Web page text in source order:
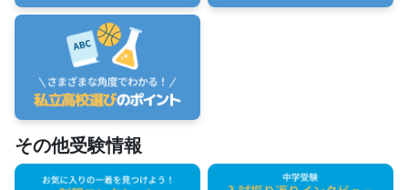
その他受験情報